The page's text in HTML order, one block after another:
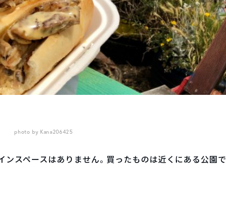
photo by Kana206425
ンスペースはありません。買ったものは近くにある公園で